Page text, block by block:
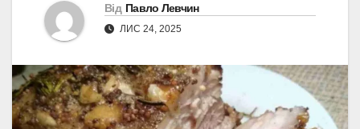
Від Павло Левчин
ЛИС 24, 2025